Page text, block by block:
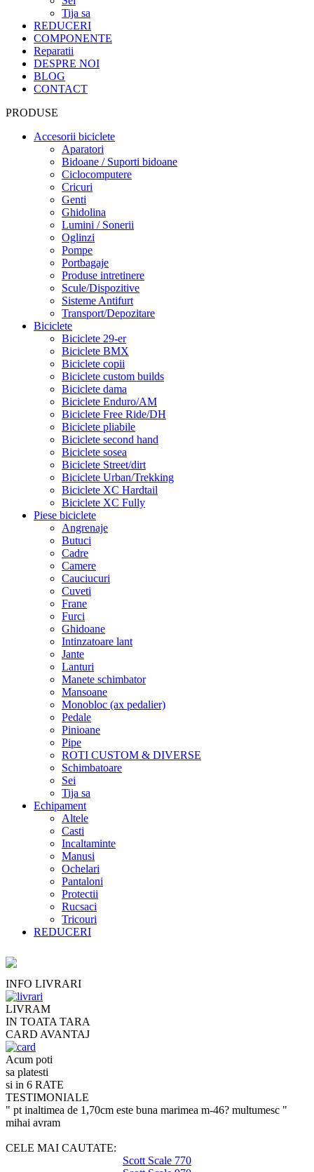
Tija sa
REDUCERI
COMPONENTE
Reparatii
DESPRE NOI
BLOG
CONTACT
PRODUSE
Accesorii biciclete
Aparatori
Bidoane / Suporti bidoane
Ciclocomputere
Cricuri
Genti
Ghidolina
Lumini / Sonerii
Oglinzi
Pompe
Portbagaje
Produse intretinere
Scule/Dispozitive
Sisteme Antifurt
Transport/Depozitare
Biciclete
Biciclete 29-er
Biciclete BMX
Biciclete copii
Biciclete custom builds
Biciclete dama
Biciclete Enduro/AM
Biciclete Free Ride/DH
Biciclete pliabile
Biciclete second hand
Biciclete sosea
Biciclete Street/dirt
Biciclete Urban/Trekking
Biciclete XC Hardtail
Biciclete XC Fully
Piese biciclete
Angrenaje
Butuci
Cadre
Camere
Cauciucuri
Cuveti
Frane
Furci
Ghidoane
Intinzatoare lant
Jante
Lanturi
Manete schimbator
Mansoane
Monobloc (ax pedalier)
Pedale
Pinioane
Pipe
ROTI CUSTOM & DIVERSE
Schimbatoare
Sei
Tija sa
Echipament
Altele
Casti
Incaltaminte
Manusi
Ochelari
Pantaloni
Protectii
Rucsaci
Tricouri
REDUCERI
INFO LIVRARI
LIVRAM
IN TOATA TARA
CARD AVANTAJ
Acum poti
sa platesti
si in 6 RATE
TESTIMONIALE
" pt inaltimea de 1,70cm este buna marimea m-46? multumesc "
mihai avram
CELE MAI CAUTATE:
Scott Scale 770